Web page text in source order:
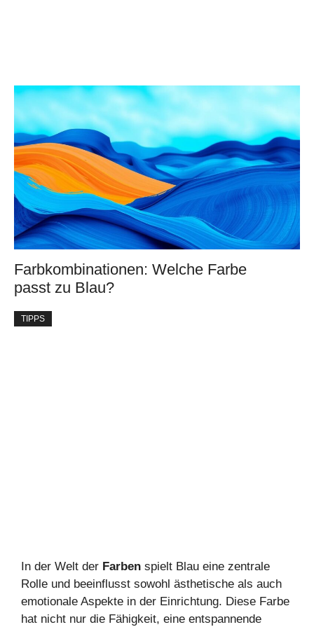
Farbkombinationen: Welche Farbe
passt zu Blau?
TIPPS
In der Welt der Farben spielt Blau eine zentrale
Rolle und beeinflusst sowohl ästhetische als auch
emotionale Aspekte in der Einrichtung. Diese Farbe
hat nicht nur die Fähigkeit, eine entspannende